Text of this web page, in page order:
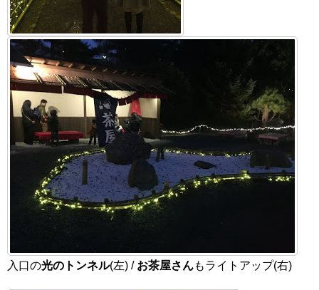
入口の光のトンネル(左) / お茶屋さんもライトアップ(右)